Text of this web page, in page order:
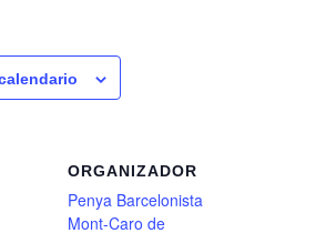
ORGANIZADOR
Penya Barcelonista
Mont-Caro de